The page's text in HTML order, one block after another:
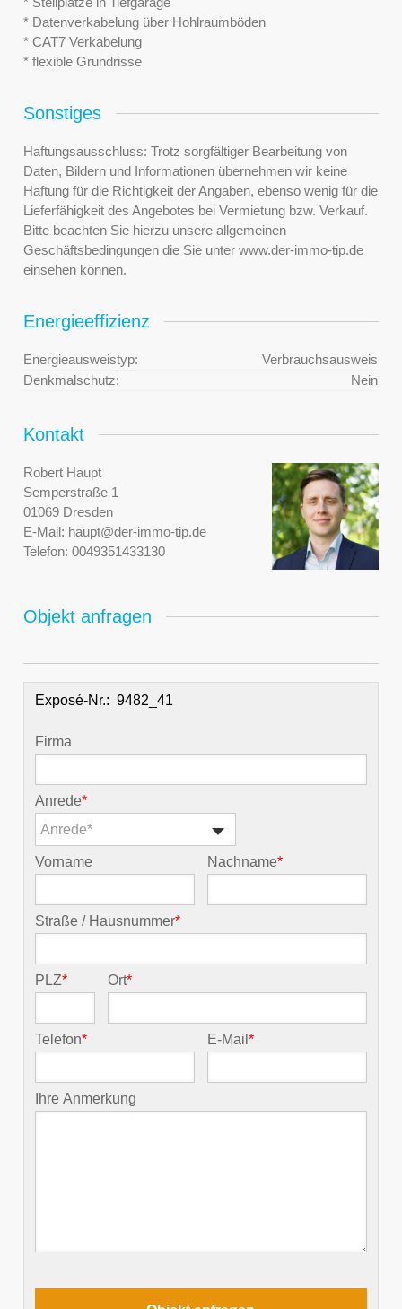
* Datenverkabelung über Hohlraumböden
* CAT7 Verkabelung
* flexible Grundrisse
Sonstiges
Haftungsausschluss: Trotz sorgfältiger Bearbeitung von
Daten, Bildern und Informationen übernehmen wir keine
Haftung für die Richtigkeit der Angaben, ebenso wenig für die
Lieferfähigkeit des Angebotes bei Vermietung bzw. Verkauf.
Bitte beachten Sie hierzu unsere allgemeinen
Geschäftsbedingungen die Sie unter www.der-immo-tip.de
einsehen können.
Energieeffizienz
Energieausweistyp:
Verbrauchsausweis
Denkmalschutz:
Nein
Kontakt
Robert Haupt
Semperstraße 1
01069 Dresden
E-Mail: haupt@der-immo-tip.de
Telefon: 0049351433130
Objekt anfragen
Exposé-Nr.:
Firma
Anrede*
Anrede*
Vorname Nachname*
Straße / Hausnummer*
PLZ* Ort*
Telefon* E-Mail*
Ihre Anmerkung